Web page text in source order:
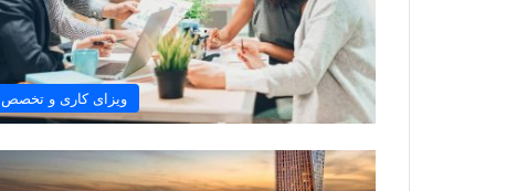
ویزای کاری و تخصص